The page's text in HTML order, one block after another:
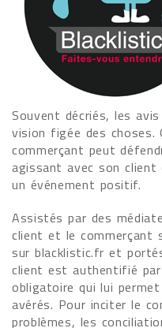
Souvent décriés, les
vision figée des choses.
commerçant peut
agissant avec son
un événement positif.
Assistés par des
client et le commerçant
sur blacklistic.fr et
client est authentifié par
obligatoire qui lui
avérés. Pour inciter le
problèmes, les